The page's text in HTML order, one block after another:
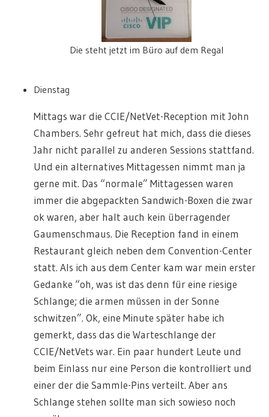
Die steht jetzt im Büro auf dem Regal
Dienstag
Mittags war die CCIE/NetVet-Reception mit John
Chambers. Sehr gefreut hat mich, dass die dieses
Jahr nicht parallel zu anderen Sessions stattfand.
Und ein alternatives Mittagessen nimmt man ja
gerne mit. Das “normale” Mittagessen waren
immer die abgepackten Sandwich-Boxen die zwar
ok waren, aber halt auch kein überragender
Gaumenschmaus. Die Reception fand in einem
Restaurant gleich neben dem Convention-Center
statt. Als ich aus dem Center kam war mein erster
Gedanke “oh, was ist das denn für eine riesige
Schlange; die armen müssen in der Sonne
schwitzen”. Ok, eine Minute später habe ich
gemerkt, dass das die Warteschlange der
CCIE/NetVets war. Ein paar hundert Leute und
beim Einlass nur eine Person die kontrolliert und
einer der die Sammle-Pins verteilt. Aber ans
Schlange stehen sollte man sich sowieso noch